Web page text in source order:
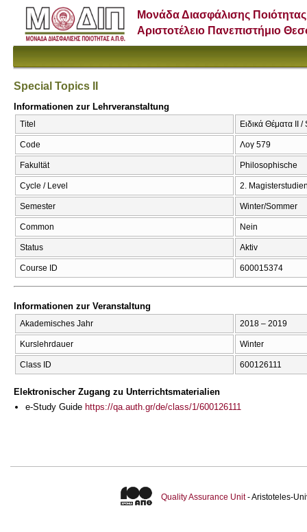
Μονάδα Διασφάλισης Ποιότητας
Αριστοτέλειο Πανεπιστήμιο
Special Topics II
Informationen zur Lehrveranstaltung
Titel Ειδικά Θέματα ΙΙ
Code Λογ 579
Fakultät Philosophische
Cycle / Level 2.
Semester Winter/Sommer
Common Nein
Status Aktiv
Course ID 600015374
Informationen zur Veranstaltung
Akademisches Jahr 2018 – 2019
Kurslehrdauer Winter
Class ID 600126111
Elektronischer Zugang zu Unterrichtsmaterialien
e-Study Guide https://qa.auth.gr/de/class/1/600126111
Quality Assurance Unit- Aristoteles-